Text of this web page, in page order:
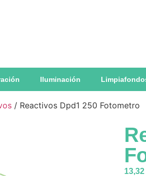
Iluminación
/ Reactivos Dpd1 250 Fotometro
13,32